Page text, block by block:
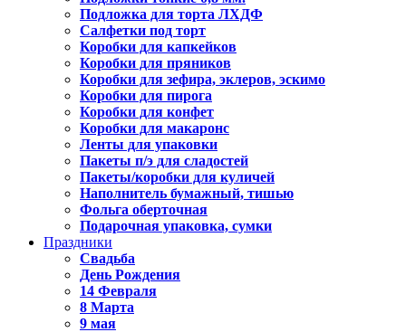
Подложка для торта ЛХДФ
Салфетки под торт
Коробки для капкейков
Коробки для пряников
Коробки для зефира, эклеров, эскимо
Коробки для пирога
Коробки для конфет
Коробки для макаронс
Ленты для упаковки
Пакеты п/э для сладостей
Пакеты/коробки для куличей
Наполнитель бумажный, тишью
Фольга оберточная
Подарочная упаковка, сумки
Праздники
Свадьба
День Рождения
14 Февраля
8 Марта
9 мая